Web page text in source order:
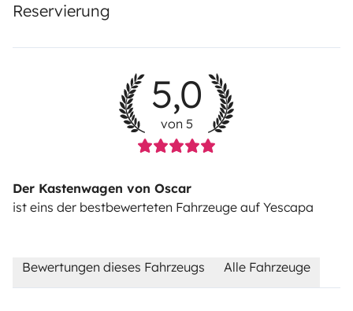
Reservierung
5,0
von 5
Der Kastenwagen von Oscar
ist eins der bestbewerteten Fahrzeuge auf Yescapa
Bewertungen dieses Fahrzeugs Alle Fahrzeuge